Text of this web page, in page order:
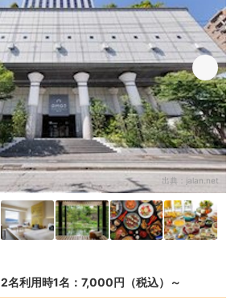
出典： jalan.net
2名利用時1名：7,000円（税込）～